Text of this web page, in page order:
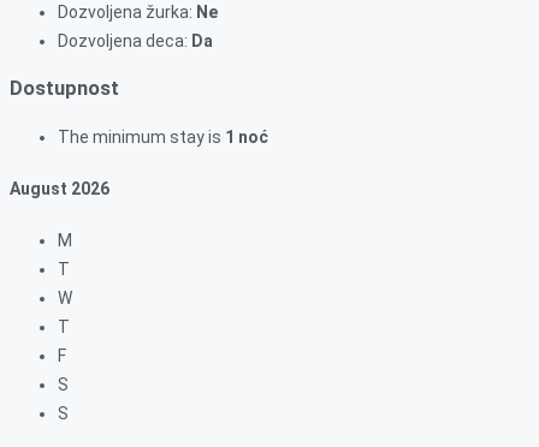
Dozvoljena žurka: Ne
Dozvoljena deca: Da
Dostupnost
The minimum stay is 1 noć
August 2026
M
T
W
T
F
S
S